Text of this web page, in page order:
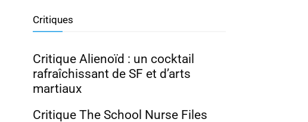
Critiques
Critique Alienoïd : un cocktail
rafraîchissant de SF et d’arts
martiaux
Critique The School Nurse Files